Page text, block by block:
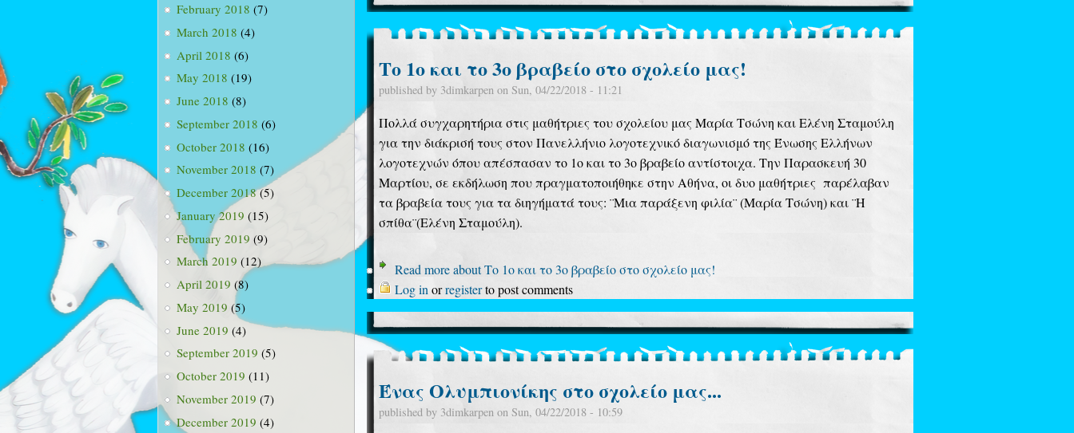
February 2018 (7)
March 2018 (4)
April 2018 (6)
May 2018 (19)
June 2018 (8)
September 2018 (6)
October 2018 (16)
November 2018 (7)
December 2018(5)
January 2019 (15)
February 2019 (9)
March 2019 (12)
April 2019 (8)
May 2019 (5)
June 2019 (4)
September 2019 (5)
October 2019 (11)
November 2019 (7)
December 2019 (4)
Το 1ο και το 3ο βραβείο στο σχολείο μας!
published by 3dimkarpen on Sun, 04/22/2018 - 11:21
Πολλά συγχαρητήρια στις μαθήτριες του σχολείου μας Μαρία Τσώνη και Ελένη Σταμούλη
για την διάκρισή τους στον Πανελλήνιο λογοτεχνικό διαγωνισμό της Ένωσης Ελλήνων
λογοτεχνών όπου απέσπασαν το 1ο και το 3ο βραβείο αντίστοιχα. Την Παρασκευή 30
Μαρτίου, σε εκδήλωση που πραγματοποιήθηκε στην Αθήνα, οι δυο μαθήτριες παρέλαβαν
τα βραβεία τους για τα διηγήματά τους: ¨Μια παράξενη φιλία¨ (Μαρία Τσώνη) και ¨Η
σπίθα¨(Ελένη Σταμούλη).
Read moreabout Το 1ο και το 3ο βραβείο στο σχολείο μας!
Log in orregisterto post comments
Ένας Ολυμπιονίκης στο σχολείο μας...
published by 3dimkarpen on Sun, 04/22/2018 - 10:59